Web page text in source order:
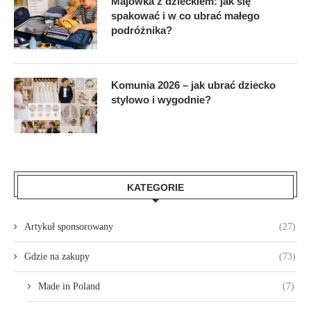
spakować i w co ubrać małego
podróżnika?
Komunia 2026 – jak ubrać dziecko
stylowo i wygodnie?
KATEGORIE
Artykuł sponsorowany (27)
Gdzie na zakupy (73)
Made in Poland (7)